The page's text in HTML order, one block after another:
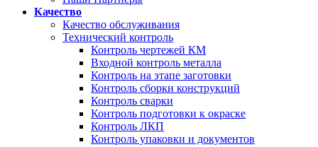
Качество
Качество обслуживания
Технический контроль
Контроль чертежей КМ
Входной контроль металла
Контроль на этапе заготовки
Контроль сборки конструкций
Контроль сварки
Контроль подготовки к окраске
Контроль ЛКП
Контроль упаковки и документов